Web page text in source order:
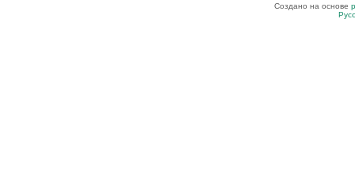
Создано на основе